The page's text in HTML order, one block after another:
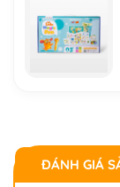
ĐÁNH GIÁ